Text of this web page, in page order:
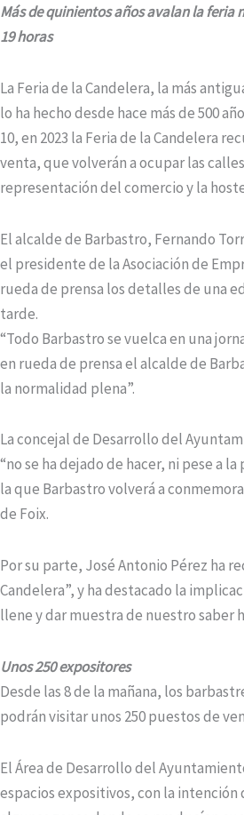
Más de quinientos años avalan la feria
19 horas
La Feria de la Candelera, la más
lo ha hecho desde hace más de 500
10, en 2023 la Feria de la Candelera
venta, que volverán a ocupar las
representación del comercio y la
El alcalde de Barbastro, Fernando
el presidente de la Asociación de
rueda de prensa los detalles de una
tarde.
“Todo Barbastro se vuelca en una
en rueda de prensa el alcalde de
la normalidad plena”.
La concejal de Desarrollo del
“no se ha dejado de hacer, ni pese a
la que Barbastro volverá a
de Foix.
Por su parte, José Antonio Pérez ha
Candelera”, y ha destacado la
llene y dar muestra de nuestro saber
Unos 250 expositores
Desde las 8 de la mañana, los
podrán visitar unos 250 puestos de
El Área de Desarrollo del
espacios expositivos, con la